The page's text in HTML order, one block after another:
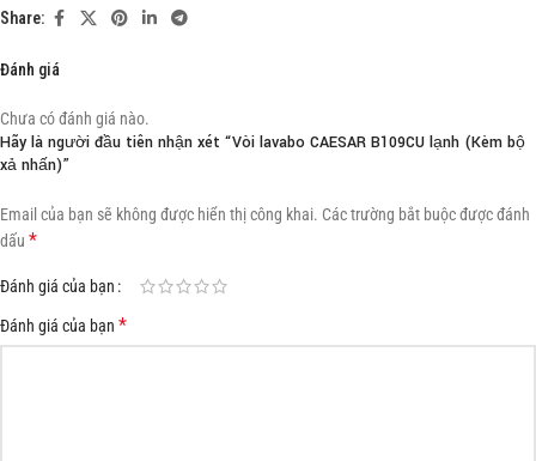
Share:
Đánh giá
Chưa có đánh giá nào.
Hãy là người đầu tiên nhận xét “Vòi lavabo CAESAR B109CU lạnh (Kèm bộ
xả nhấn)”
Email của bạn sẽ không được hiển thị công khai. Các trường bắt buộc được đánh
dấu *
Đánh giá của bạn
Đánh giá của bạn *